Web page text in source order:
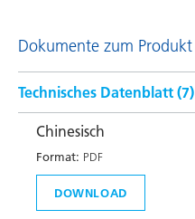
Dokumente zum Produkt
Technisches Datenblatt (7)
Chinesisch
Format: PDF
DOWNLOAD